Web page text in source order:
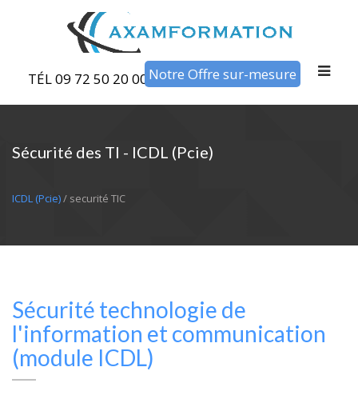
Notre Offre sur-mesure
TÉL 09 72 50 20 00
Sécurité des TI - ICDL (Pcie)
ICDL (Pcie)/ securité TIC
Sécurité technologie de
l'information et communication
(module ICDL)